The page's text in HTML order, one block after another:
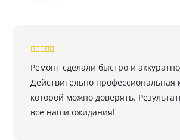
Ремонт сделали быстро и
Действительно профессиональная
которой можно доверять.
все наши ожидания!